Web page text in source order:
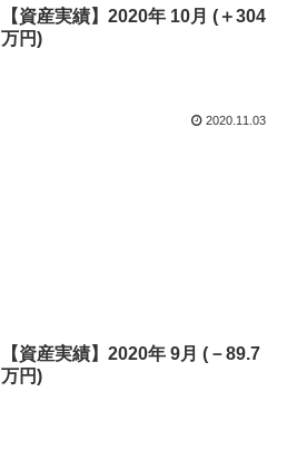
【資産実績】2020年 10月 (＋304
万円)
2020.11.03
【資産実績】2020年 9月 (－89.7
万円)